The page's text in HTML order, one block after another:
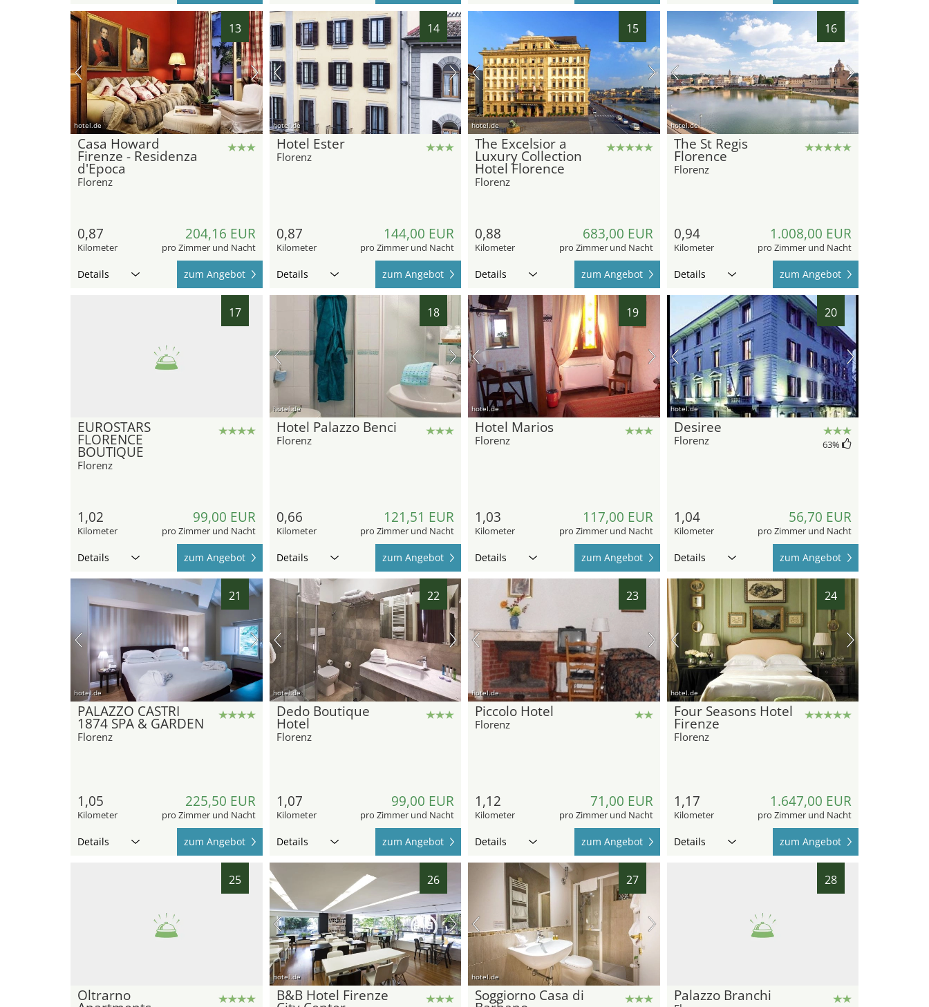
13
hotel.de
Casa Howard
Firenze - Residenza
d'Epoca
Florenz
0,87
Kilometer
204,16 EUR
pro Zimmer und Nacht
Details zum Angebot
14
hotel.de
Hotel Ester
Florenz
0,87
Kilometer
144,00 EUR
pro Zimmer und Nacht
Details zum Angebot
15
hotel.de
The Excelsior a
Luxury Collection
Hotel Florence
Florenz
0,88
Kilometer
683,00 EUR
pro Zimmer und Nacht
Details zum Angebot
16
hotel.de
The St Regis
Florence
Florenz
0,94
Kilometer
1.008,00 EUR
pro Zimmer und Nacht
Details zum Angebot
17
EUROSTARS
FLORENCE
BOUTIQUE
Florenz
1,02
Kilometer
99,00 EUR
pro Zimmer und Nacht
Details zum Angebot
18
hotel.de
Hotel Palazzo Benci
Florenz
0,66
Kilometer
121,51 EUR
pro Zimmer und Nacht
Details zum Angebot
19
hotel.de
Hotel Marios
Florenz
1,03
Kilometer
117,00 EUR
pro Zimmer und Nacht
Details zum Angebot
20
hotel.de
Desiree
Florenz 63%
1,04
Kilometer
56,70 EUR
pro Zimmer und Nacht
Details zum Angebot
21
hotel.de
PALAZZO CASTRI
1874 SPA & GARDEN
Florenz
1,05
Kilometer
225,50 EUR
pro Zimmer und Nacht
Details zum Angebot
22
hotel.de
Dedo Boutique
Hotel
Florenz
1,07
Kilometer
99,00 EUR
pro Zimmer und Nacht
Details zum Angebot
23
hotel.de
Piccolo Hotel
Florenz
1,12
Kilometer
71,00 EUR
pro Zimmer und Nacht
Details zum Angebot
24
hotel.de
Four Seasons Hotel
Firenze
Florenz
1,17
Kilometer
1.647,00 EUR
pro Zimmer und Nacht
Details zum Angebot
25
Oltrarno
26
hotel.de
B&B Hotel Firenze
27
hotel.de
Soggiorno Casa di
28
Palazzo Branchi